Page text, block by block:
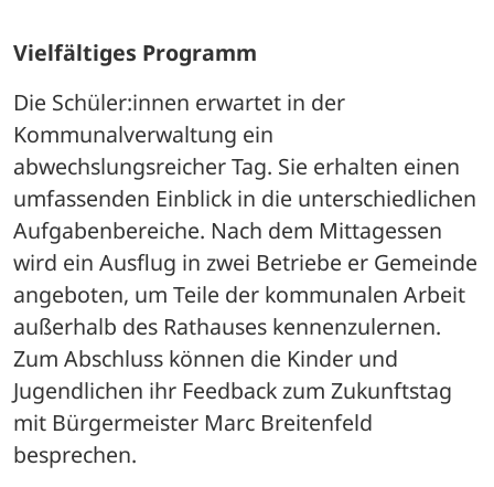
Vielfältiges Programm
Die Schüler:innen erwartet in der
Kommunalverwaltung ein
abwechslungsreicher Tag. Sie erhalten einen
umfassenden Einblick in die unterschiedlichen
Aufgabenbereiche. Nach dem Mittagessen
wird ein Ausflug in zwei Betriebe er Gemeinde
angeboten, um Teile der kommunalen Arbeit
außerhalb des Rathauses kennenzulernen.
Zum Abschluss können die Kinder und
Jugendlichen ihr Feedback zum Zukunftstag
mit Bürgermeister Marc Breitenfeld
besprechen.